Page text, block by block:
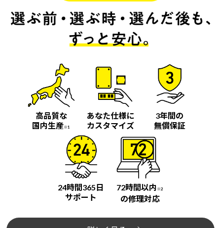
高品質な
国内生産※1
あなた仕様に
カスタマイズ
3年間の
無償保証
24時間365日
サポート
72時間以内 ※2
の修理対応